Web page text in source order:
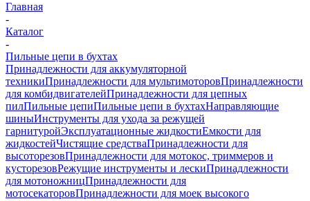
Главная
-
Каталог
-
Пильные цепи в бухтах
Принадлежности для аккумуляторной
техникиПринадлежности для мультимоторовПринадлежности
для комбидвигателейПринадлежности для цепных
пилПильные цепиПильные цепи в бухтахНаправляющие
шиныИнструменты для ухода за режущей
гарнитуройЭксплуатационные жидкостиЕмкости для
жидкостейЧистящие средстваПринадлежности для
высоторезовПринадлежности для мотокос, триммеров и
кусторезовРежущие инструменты и лескиПринадлежности
для мотоножницПринадлежности для
мотосекаторовПринадлежности для моек высокого